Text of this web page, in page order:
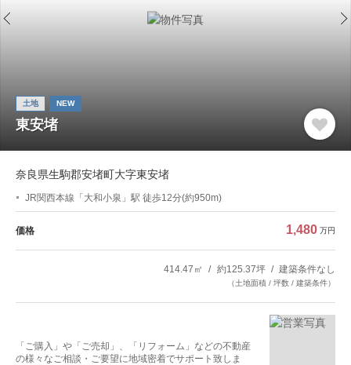
土地 NEW
東安堵
奈良県生駒郡安堵町大字東安堵
JR関西本線「大和小泉」駅 徒歩12分(約950m)
価格 1,480 万円
414.47㎡ 約125.37坪 建築条件なし
（土地面積 / 坪数 / 建築条件）
「ご購入」や「ご売却」、「リフォーム」などの不動産
の様々なご相談・ご要望に地域密着でサポート致しま